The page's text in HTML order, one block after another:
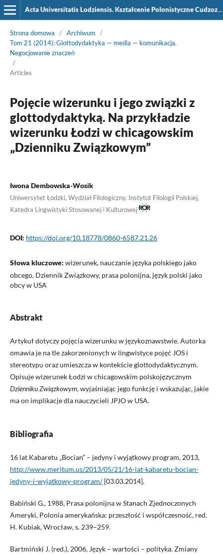
Acta Universitatis Lodziensis. Kształcenie Polonistyczne Cudzoziemców
Strona domowa / Archiwum
/
Tom 21 (2014): Glottodydaktyka — media — komunikacja.
Negocjowanie znaczeń
/
Articles
Pojęcie wizerunku i jego związki z
glottodydaktyką. Na przykładzie
wizerunku Łodzi w chicagowskim
„Dzienniku Związkowym”
Iwona Dembowska-Wosik
Uniwersytet Łódzki, Wydział Filologiczny, Instytut Filologii Polskiej,
Katedra Lingwistyki Stosowanej i Kulturowej
DOI: https://doi.org/10.18778/0860-6587.21.26
Słowa kluczowe: wizerunek, nauczanie języka polskiego jako
obcego, Dziennik Związkowy, prasa polonijna, język polski jako
obcy w USA
Abstrakt
Artykuł dotyczy pojęcia wizerunku w językoznawstwie. Autorka
omawia je na tle zakorzenionych w lingwistyce pojęć JOS i
stereotypu oraz umieszcza w kontekście glottodydaktycznym.
Opisuje wizerunek Łodzi w chicagowskim polskojęzycznym
Dzienniku Związkowym, wyjaśniając jego funkcję i wskazując, jakie
ma on implikacje dla nauczycieli JPJO w USA.
Bibliografia
16 lat Kabaretu „Bocian” – jedyny i wyjątkowy program, 2013,
http://www.meritum.us/2013/05/21/16-lat-kabaretu-bocian-
jedyny-i-wyjatkowy-program/[03.03.2014].
Babiński G., 1988, Prasa polonijna w Stanach Zjednoczonych
Ameryki, Polonia amerykańska: przeszłość i współczesność, red.
H. Kubiak, Wrocław, s. 239–259.
Bartmiński J. (red.), 2006, Język – wartości – polityka. Zmiany